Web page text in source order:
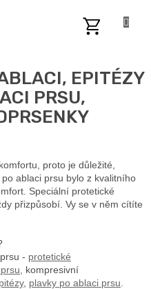
EPITÉZY
PRSU,
proto je důležité,
ablaci prsu bylo z kvalitního
Speciální protetické
přizpůsobí. Vy se v něm cítíte
- protetické
kompresivní
, plavky po ablaci prsu